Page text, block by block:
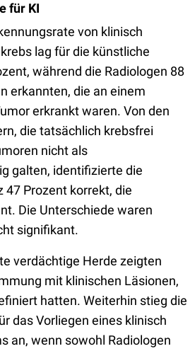
für KI
von klinisch
lag für die künstliche
während die Radiologen 88
erkannten, die an einem
erkrankt waren. Von den
die tatsächlich krebsfrei
nicht als
galten, identifizierte die
47 Prozent korrekt, die
Die Unterschiede waren
signifikant.
verdächtige Herde zeigten
mit klinischen Läsionen,
hatten. Weiterhin stieg die
das Vorliegen eines klinisch
an, wenn sowohl Radiologen